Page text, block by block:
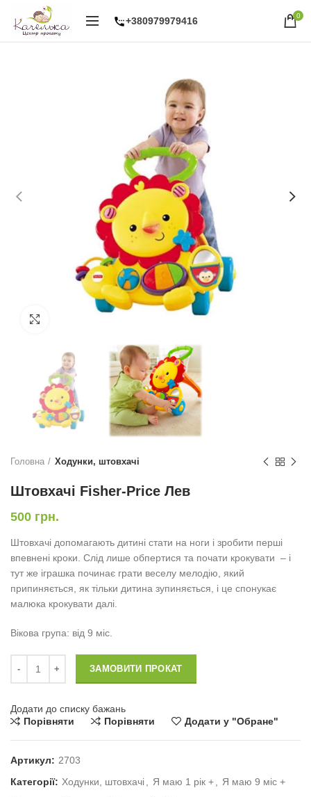
+380979979416 0
Головна Ходунки, штовхачі
Штовхачі Fisher-Price Лев
500 грн.
Штовхачі допомагають дитині стати на ноги і зробити перші
впевнені кроки. Слід лише обпертися та почати крокувати – і
тут же іграшка починає грати веселу мелодію, який
припиняється, як тільки дитина зупиняється, і це спонукає
малюка крокувати далі.
Вікова група: від 9 міс.
ЗАМОВИТИ ПРОКАТ
Додати до списку бажань
Порівняти
Порівняти Додати у "Обране"
Артикул: 2703
Категорії: Ходунки, штовхачі, Я маю 1 рік +, Я маю 9 міс +